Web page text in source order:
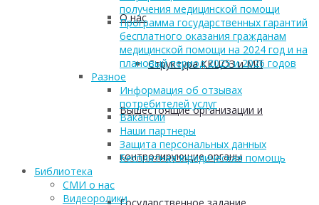
О нас
Структура ККЦОЗ и МП
Вышестоящие организации и
контролирующие органы
получения медицинской помощи
Программа государственных гарантий
бесплатного оказания гражданам
медицинской помощи на 2024 год и на
плановый период 2025 и 2026 годов
Разное
Информация об отзывах
потребителей услуг
Вакансии
Наши партнеры
Защита персональных данных
Бесплатная юридическая помощь
Библиотека
СМИ о нас
Видеоролики